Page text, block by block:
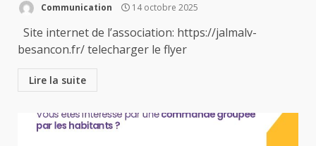
Communication 14 octobre 2025
Site internet de l’association: https://jalmalv-
besancon.fr/ telecharger le flyer
Lire la suite